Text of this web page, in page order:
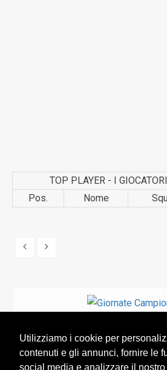
Utilizziamo i cookie per
contenuti e gli annunci, fornire le
social media e analizzare il nostro
TOP PLAYER - I
Pos.
Nome